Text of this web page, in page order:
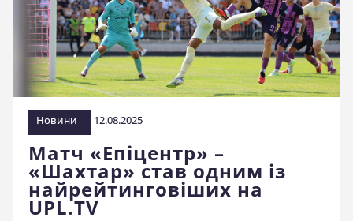
Новини 12.08.2025
Матч «Епіцентр» –
«Шахтар» став одним із
найрейтинговіших на
UPL.TV